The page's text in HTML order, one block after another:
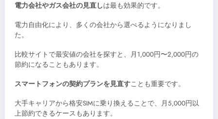
電力会社やガス会社の見直しは最も効果的です。
電力自由化により、多くの会社から選べるようになりまし
た。
比較サイトで最安値の会社を探すと、月1,000円〜2,000円の
節約になることもあります。
スマートフォンの契約プランを見直すことも重要です。
大手キャリアから格安SIMに乗り換えることで、月5,000円以
上節約できるケースもあります。